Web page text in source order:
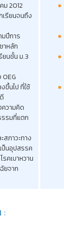
ม 2012
เรียนจนถึง
มปีการ
าหลัก
นชั้น ม.3
ขึ้นไป ที่ใช้
ความคิด
รมที่แตก
ภาวะทาง
ป็นอุปสรรค
คเบาหวาน
ยจาก
: